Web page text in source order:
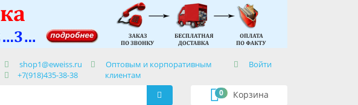
shop1@eweiss.ru
+7(918)435-38-38
Оптовым и корпоративным
клиентам
Войти
Корзина
0